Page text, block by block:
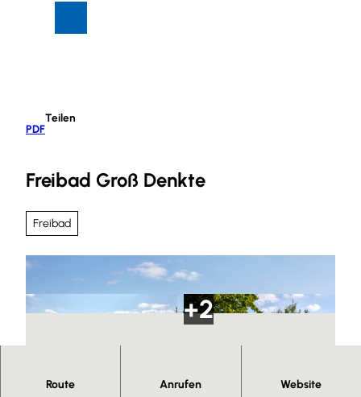
PDF
Teilen
Freibad Groß Denkte
Freibad
Route Anrufen Website
Herzlich Willkommen im Freibad in Groß Denkte.